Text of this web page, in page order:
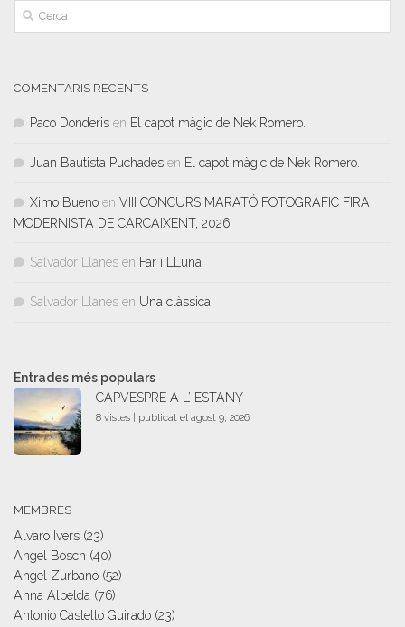
COMENTARIS RECENTS
Paco Donderis en El capot màgic de Nek Romero.
Juan Bautista Puchades en El capot màgic de Nek Romero.
Ximo Bueno en VIII CONCURS MARATÓ FOTOGRÀFIC FIRA
MODERNISTA DE CARCAIXENT, 2026
Salvador Llanes en Far i LLuna
Salvador Llanes en Una clàssica
Entrades més populars
CAPVESPRE A L’ ESTANY
8 vistes publicat el agost 9, 2026
MEMBRES
Alvaro Ivers (23)
Angel Bosch (40)
Angel Zurbano (52)
Anna Albelda (76)
Antonio Castello Guirado (23)